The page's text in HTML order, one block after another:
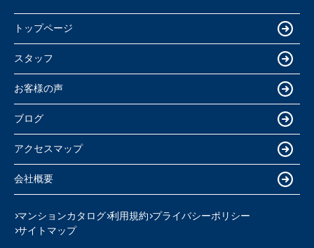
トップページ
スタッフ
お客様の声
ブログ
アクセスマップ
会社概要
マンションカタログ 利用規約 プライバシーポリシー
サイトマップ